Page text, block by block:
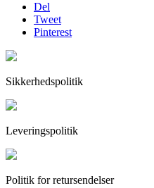
Del
Tweet
Pinterest
Sikkerhedspolitik
Leveringspolitik
Politik for retursendelser